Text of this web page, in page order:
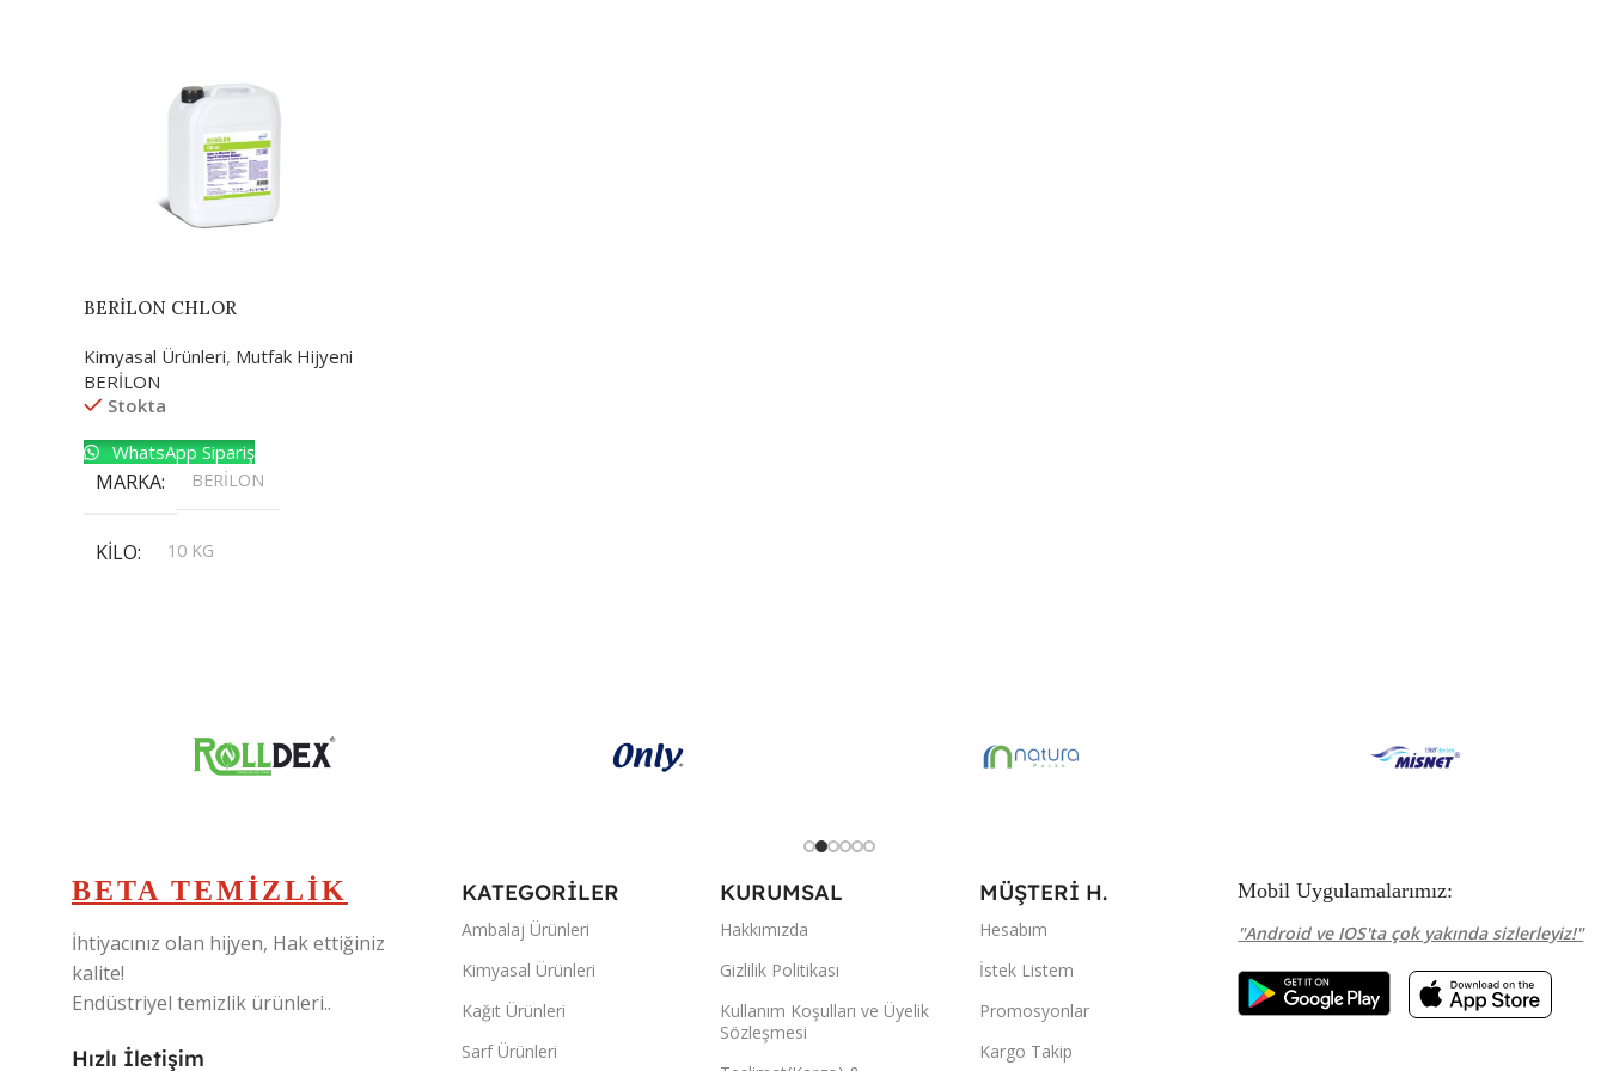
BERİLON CHLOR
Kimyasal Ürünleri, Mutfak Hijyeni
BERİLON
Stokta
WhatsApp Sipariş
MARKA BERİLON
KILO
10 KG
BETA TEMİZLİK
İhtiyacınız olan hijyen, Hak ettiğiniz
kalite!
Endüstriyel temizlik ürünleri..
Hızlı İletişim
KATEGORİLER
Ambalaj Ürünleri
Kimyasal Ürünleri
Kağıt Ürünleri
Sarf Ürünleri
KURUMSAL
Hakkımızda
Gizlilik Politikası
Kullanım Koşulları ve Üyelik
Sözleşmesi
MÜŞTERİ H.
Hesabım
İstek Listem
Promosyonlar
Kargo Takip
Mobil Uygulamalarımız:
"Android ve IOS'ta çok yakında sizlerleyiz!"